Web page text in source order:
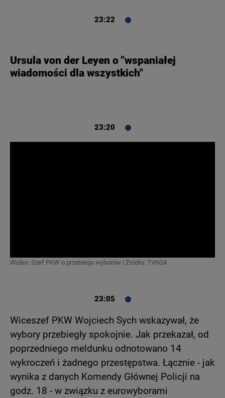
23:22
Ursula von der Leyen o "wspaniałej
wiadomości dla wszystkich"
23:20
Wideo: Szef PKW o przebiegu wyborów | Źródło: TVN24
23:05
Wiceszef PKW Wojciech Sych wskazywał, że
wybory przebiegły spokojnie. Jak przekazał, od
poprzedniego meldunku odnotowano 14
wykroczeń i żadnego przestępstwa. Łącznie - jak
wynika z danych Komendy Głównej Policji na
godz. 18 - w związku z eurowyborami